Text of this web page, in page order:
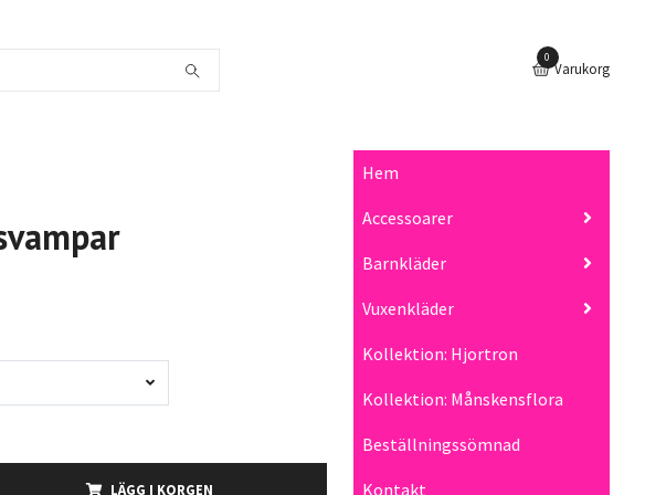
0
Varukorg
Hem
Accessoarer
Barnkläder
Vuxenkläder
Kollektion: Hjortron
Kollektion: Månskensflora
Beställningssömnad
Kontakt
LÄGG I KORGEN